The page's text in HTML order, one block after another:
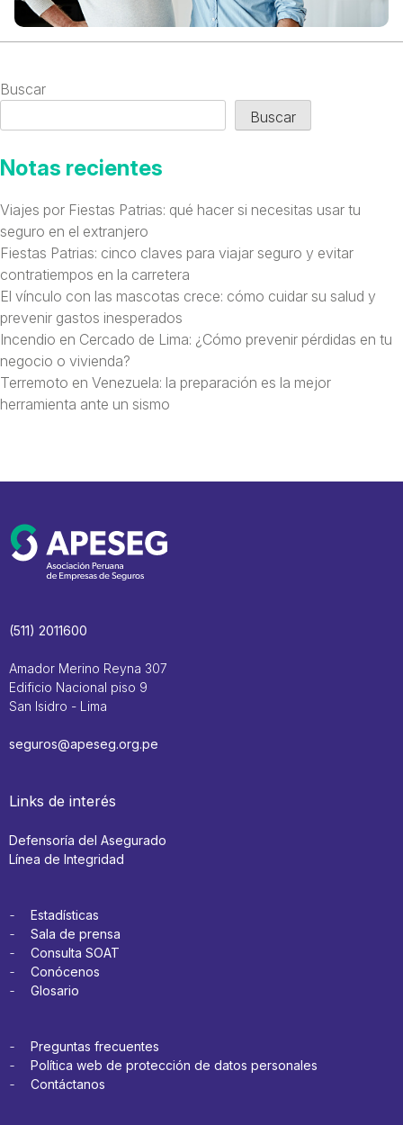
Buscar
Buscar
Notas recientes
Viajes por Fiestas Patrias: qué hacer si necesitas usar tu
seguro en el extranjero
Fiestas Patrias: cinco claves para viajar seguro y evitar
contratiempos en la carretera
El vínculo con las mascotas crece: cómo cuidar su salud y
prevenir gastos inesperados
Incendio en Cercado de Lima: ¿Cómo prevenir pérdidas en tu
negocio o vivienda?
Terremoto en Venezuela: la preparación es la mejor
herramienta ante un sismo
(511) 2011600
Amador Merino Reyna 307
Edificio Nacional piso 9
San Isidro - Lima
seguros@apeseg.org.pe
Links de interés
Defensoría del Asegurado
Línea de Integridad
Estadísticas
Sala de prensa
Consulta SOAT
Conócenos
Glosario
Preguntas frecuentes
Política web de protección de datos personales
Contáctanos